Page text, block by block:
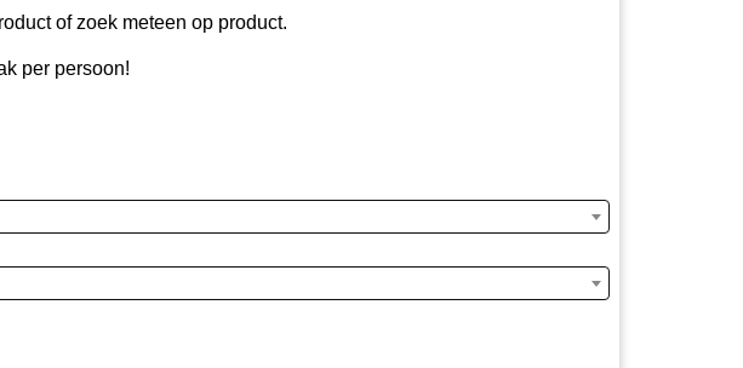
of zoek meteen op product.
per persoon!